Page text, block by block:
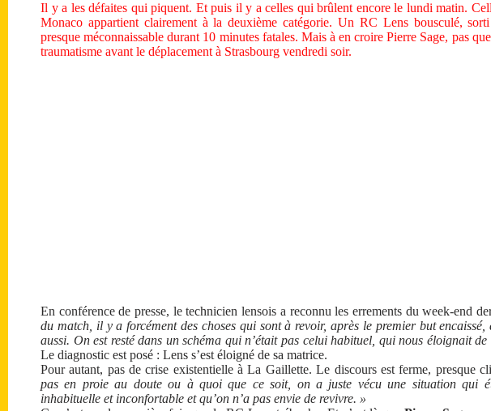
Il y a les défaites qui piquent. Et puis il y a celles qui brûlent encore le lundi matin.
Monaco appartient clairement à la deuxième catégorie. Un RC Lens bousculé,
presque méconnaissable durant 10 minutes fatales. Mais à en croire Pierre Sage, pas
traumatisme avant le déplacement à Strasbourg vendredi soir.
En conférence de presse, le technicien lensois a reconnu les errements du week-end
du match, il y a forcément des choses qui sont à revoir, après le premier but encaissé,
aussi. On est resté dans un schéma qui n’était pas celui habituel, qui nous éloignait
Le diagnostic est posé : Lens s’est éloigné de sa matrice.
Pour autant, pas de crise existentielle à La Gaillette. Le discours est ferme, presque
pas en proie au doute ou à quoi que ce soit, on a juste vécu une situation qui
inhabituelle et inconfortable et qu’on n’a pas envie de revivre. »